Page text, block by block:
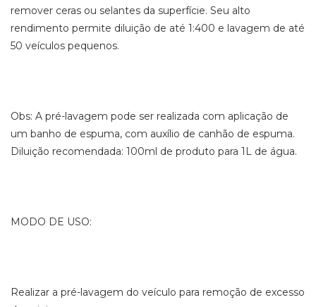
remover ceras ou selantes da superfície. Seu alto
rendimento permite diluição de até 1:400 e lavagem de até
50 veículos pequenos.
Obs: A pré-lavagem pode ser realizada com aplicação de
um banho de espuma, com auxílio de canhão de espuma.
Diluição recomendada: 100ml de produto para 1L de água.
MODO DE USO:
Realizar a pré-lavagem do veículo para remoção de excesso